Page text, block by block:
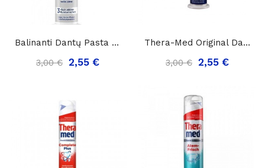
Balinanti Dantų Pasta Su Dozatoriumi Thera-Med...
3,00 € 2,55 €
Thera-Med Original Dantų Pasta Su Dozatoriumi,...
3,00 € 2,55 €